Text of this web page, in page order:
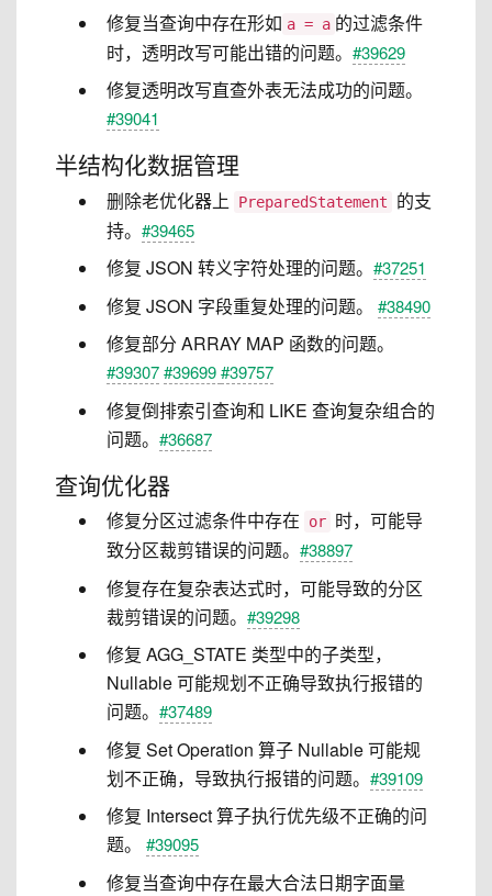
修复当查询中存在形如 a = a 的过滤条件
时，透明改写可能出错的问题。 #39629
修复透明改写直查外表无法成功的问题。
#39041
半结构化数据管理
删除老优化器上 PreparedStatement
的支
持。 #39465
修复 JSON 转义字符处理的问题。 #37251
修复 JSON 字段重复处理的问题。 #38490
修复部分 ARRAY MAP 函数的问题。
#39307#39699#39757
修复倒排索引查询和 LIKE 查询复杂组合的
问题。 #36687
查询优化器
修复分区过滤条件中存在 or 时，可能导
致分区裁剪错误的问题。 #38897
修复存在复杂表达式时，可能导致的分区
裁剪错误的问题。 #39298
修复 AGG_STATE 类型中的子类型，
Nullable 可能规划不正确导致执行报错的
问题。 #37489
修复 Set Operation 算子 Nullable 可能规
划不正确，导致执行报错的问题。 #39109
修复 Intersect 算子执行优先级不正确的问
题。 #39095
修复当查询中存在最大合法日期字面量